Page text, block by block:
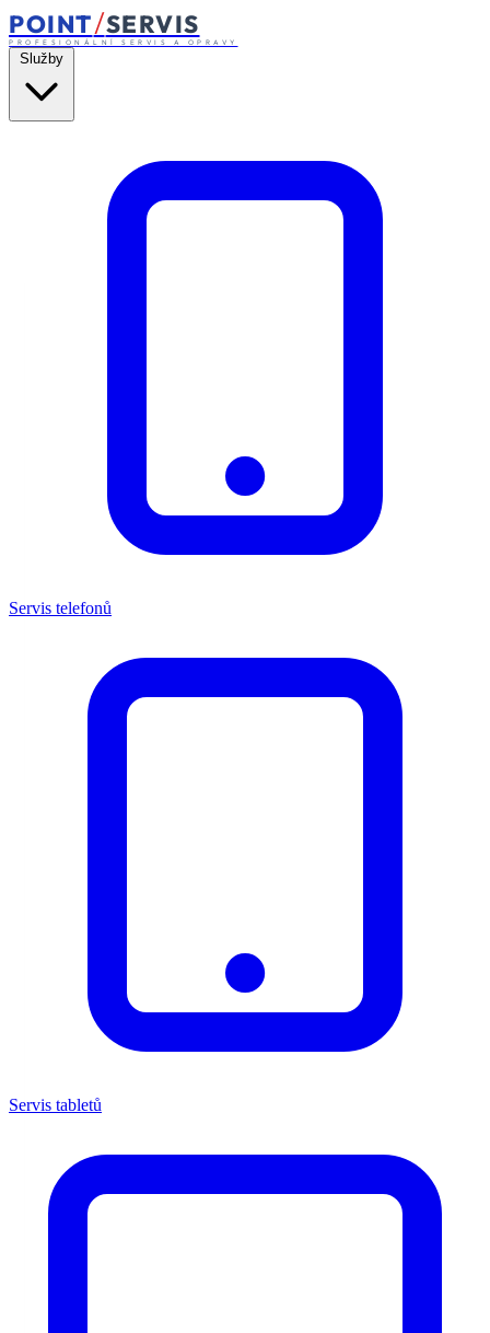
POINT/SERVIS
PROFESIONÁLNÍ SERVIS A OPRAVY
Služby
Servis telefonů
Servis tabletů